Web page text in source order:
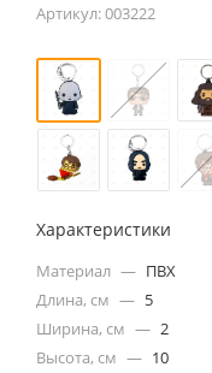
Артикул:003222
Характеристики
Материал — ПВХ
Длина, см — 5
Ширина, см — 2
Высота, см — 10